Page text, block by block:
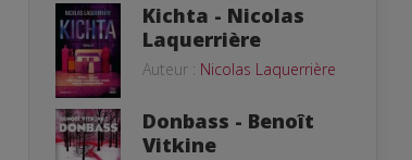
Kichta - Nicolas
Laquerrière
Auteur : Nicolas Laquerrière
Donbass - Benoît
Vitkine